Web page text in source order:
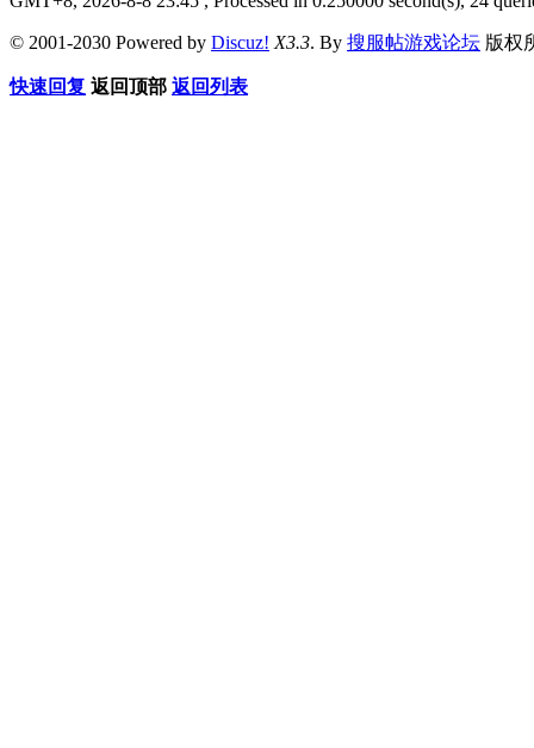
© 2001-2030 Powered by Discuz! X3.3. By 搜服帖游戏论坛 版权
快速回复 返回顶部 返回列表